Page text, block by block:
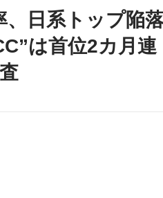
、日系トップ陥
は首位2カ月連